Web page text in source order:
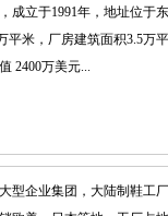
成立于1991年，地址位于
米，厂房建筑面积3.5万
2400万美元...
型企业集团，大陆制鞋工